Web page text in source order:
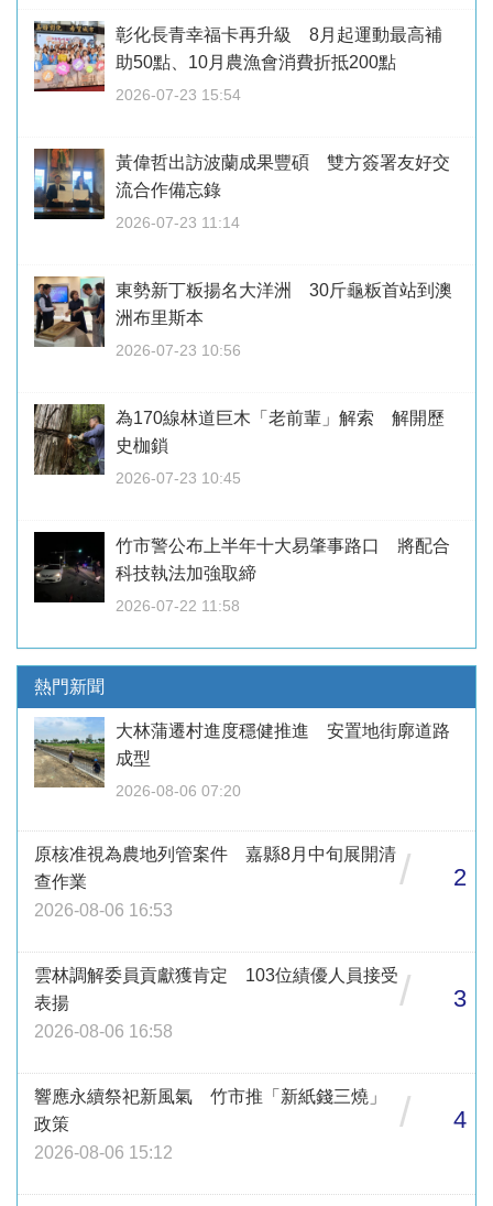
彰化長青幸福卡再升級 8月起運動最高補
助50點、10月農漁會消費折抵200點
2026-07-23 15:54
黃偉哲出訪波蘭成果豐碩 雙方簽署友好交
流合作備忘錄
2026-07-23 11:14
東勢新丁粄揚名大洋洲 30斤龜粄首站到澳
洲布里斯本
2026-07-23 10:56
為170線林道巨木「老前輩」解索 解開歷
史枷鎖
2026-07-23 10:45
竹市警公布上半年十大易肇事路口 將配合
科技執法加強取締
2026-07-22 11:58
熱門新聞
大林蒲遷村進度穩健推進 安置地街廓道路
成型
2026-08-06 07:20
原核准視為農地列管案件 嘉縣8月中旬展開清
查作業
2026-08-06 16:53
/ 2
雲林調解委員貢獻獲肯定 103位績優人員接受
表揚
2026-08-06 16:58
/ 3
響應永續祭祀新風氣 竹市推「新紙錢三燒」
政策
2026-08-06 15:12
/ 4